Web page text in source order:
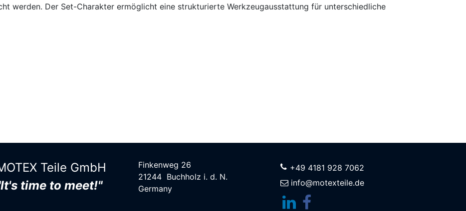
werden. Der Set-Charakter ermöglicht eine strukturierte Werkzeugausstattung für unterschiedliche
Teile G​mbH
time to meet!"
Finkenweg 26
21244 Buchholz i. d. N.
Germany
+49 4181 928 7062
info@motexteile.de